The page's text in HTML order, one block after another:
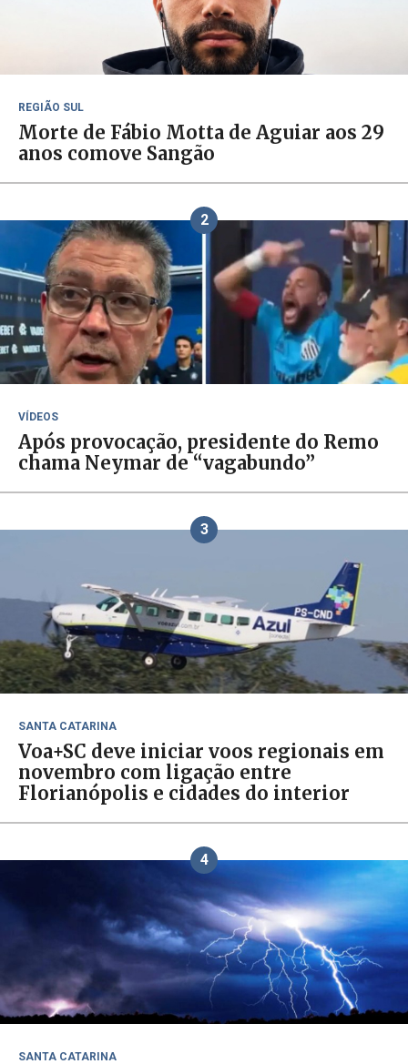
REGIÃO SUL
Morte de Fábio Motta de Aguiar aos 29
anos comove Sangão
2
VÍDEOS
Após provocação, presidente do Remo
chama Neymar de “vagabundo”
3
SANTA CATARINA
Voa+SC deve iniciar voos regionais em
novembro com ligação entre
Florianópolis e cidades do interior
4
SANTA CATARINA